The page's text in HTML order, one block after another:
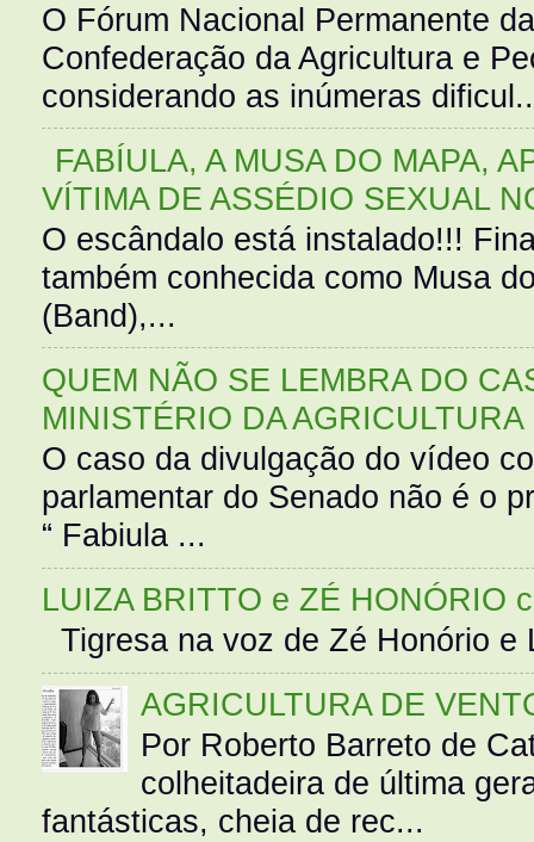
O Fórum Nacional Permanente
Confederação da Agricultura e
considerando as inúmeras
FABÍULA, A MUSA DO MAPA,
VÍTIMA DE ASSÉDIO SEXUAL
O escândalo está instalado!!!
também conhecida como Musa
(Band),...
QUEM NÃO SE LEMBRA DO
MINISTÉRIO DA AGRICULTURA
O caso da divulgação do vídeo
parlamentar do Senado não é o
“ Fabiula ...
LUIZA BRITTO e ZÉ HONÓRIO
Tigresa na voz de Zé Honório
AGRICULTURA DE
Por Roberto Barreto de
colheitadeira de última
fantásticas, cheia de rec...